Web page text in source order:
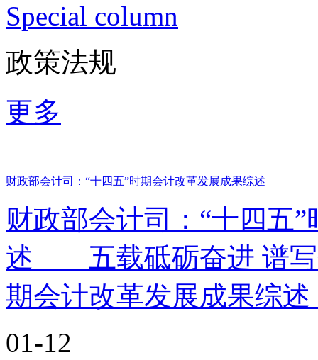
Special column
政策法规
更多
财政部会计司：“十四五”时期会计改革发展成果综述
财政部会计司：“十四
述 五载砥砺奋进 谱
期会计改革发展成果
01-12